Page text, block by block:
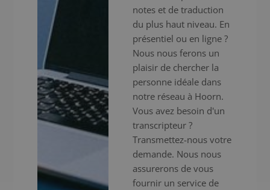
notes et de traduction
du plus haut niveau. En
présentiel ou en ligne ?
Nous nous ferons un
plaisir de chercher la
personne idéale dans
notre réseau à Hoorn.
Vous avez besoin d'un
transcripteur ?
Transmettez-nous votre
demande. Nous nous
assurerons de vous
fournir un service de